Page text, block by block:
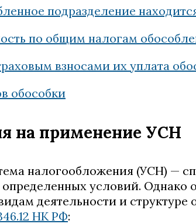
подразделение
по общим налогам
взносами их уплата
обособки
на применение УСН
налогообложения (УСН) —
условий. Однако
деятельности и структуре
НК РФ: